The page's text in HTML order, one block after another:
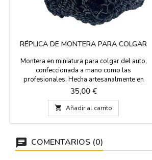
RÉPLICA DE MONTERA PARA COLGAR
Montera en miniatura para colgar del auto,
confeccionada a mano como las
profesionales. Hecha artesanalmente en
España. "Pack de Carretera" que incluya la
montera para el espejo y el llavero de macho
de chaquetilla para las llaves del coche. ¡A
los taurinos les encanta llevar el conjunto
completo! Es de color Negro Azabache, estilo
Precio
35,00 €
 Añadir al carrito
COMENTARIOS (0)